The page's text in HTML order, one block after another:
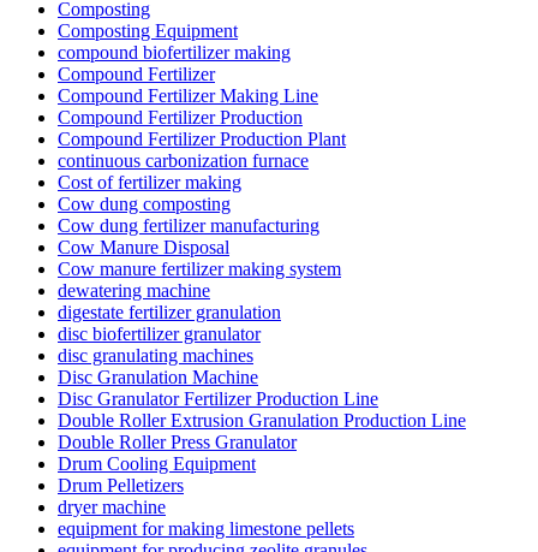
Composting
Composting Equipment
compound biofertilizer making
Compound Fertilizer
Compound Fertilizer Making Line
Compound Fertilizer Production
Compound Fertilizer Production Plant
continuous carbonization furnace
Cost of fertilizer making
Cow dung composting
Cow dung fertilizer manufacturing
Cow Manure Disposal
Cow manure fertilizer making system
dewatering machine
digestate fertilizer granulation
disc biofertilizer granulator
disc granulating machines
Disc Granulation Machine
Disc Granulator Fertilizer Production Line
Double Roller Extrusion Granulation Production Line
Double Roller Press Granulator
Drum Cooling Equipment
Drum Pelletizers
dryer machine
equipment for making limestone pellets